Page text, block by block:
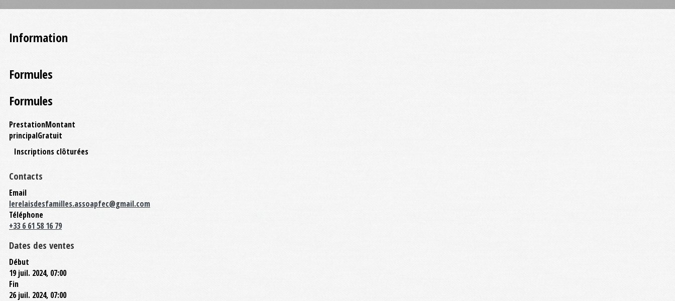
Information
Formules
Formules
PrestationMontant
principalGratuit
Inscriptions clôturées
Contacts
Email
lerelaisdesfamilles.assoapfec@gmail.com
Téléphone
+33 6 61 58 16 79
Dates des ventes
Début
19 juil. 2024, 07:00
Fin
26 juil. 2024, 07:00